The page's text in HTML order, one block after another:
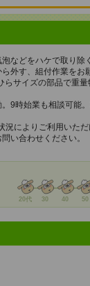
などをハケで取り除
外す、組付作業をお
らサイズの部品で重
9時始業も相談可能
況によりご利用いた
い合わせください。
20代 30 40 50